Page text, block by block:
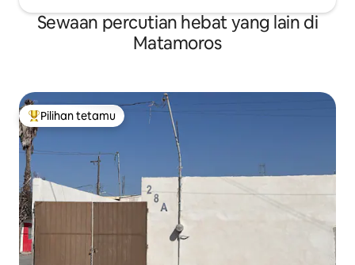
Sewaan percutian hebat yang lain di
Matamoros
Pilihan utama tetamu
Pilihan tetamu